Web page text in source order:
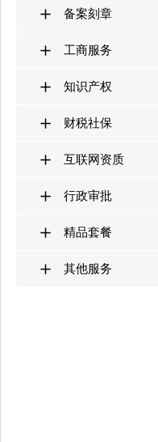
备案刻章
工商服务
知识产权
财税社保
互联网资质
行政审批
精品套餐
其他服务